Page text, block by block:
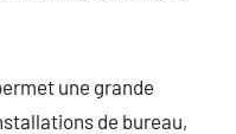
une grande
de bureau,